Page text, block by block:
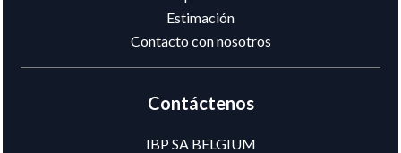
Estimación
Contacto con nosotros
Contáctenos
IBP SA BELGIUM